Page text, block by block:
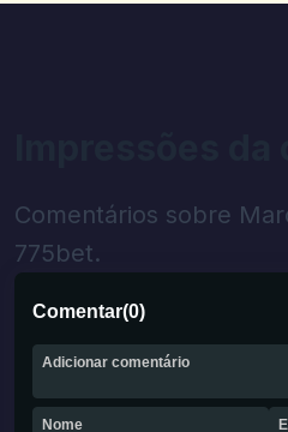
Comentários sobre
775bet.
Comentar(0)